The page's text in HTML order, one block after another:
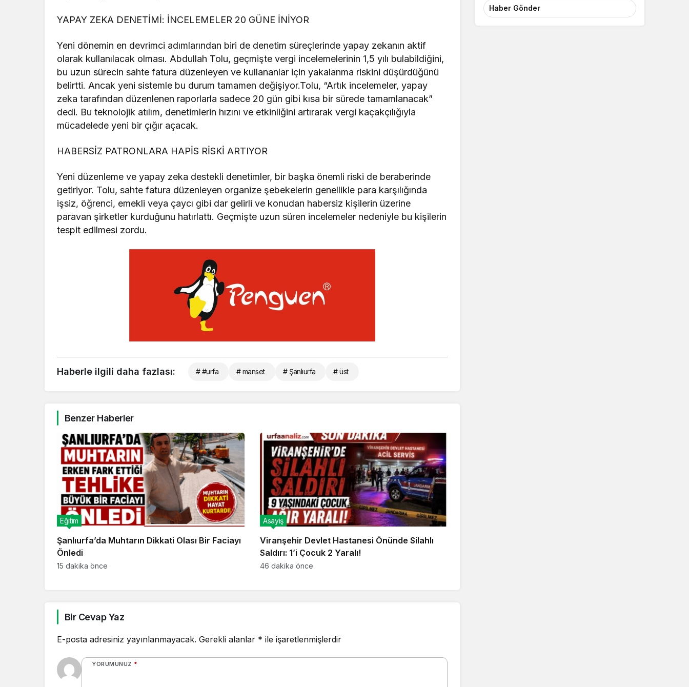
YAPAY ZEKA DENETİMİ: İNCELEMELER 20 GÜNE İNİYOR
Yeni dönemin en devrimci adımlarından biri de denetim süreçlerinde yapay zekanın aktif
olarak kullanılacak olması. Abdullah Tolu, geçmişte vergi incelemelerinin 1,5 yılı bulabildiğini,
bu uzun sürecin sahte fatura düzenleyen ve kullananlar için yakalanma riskini düşürdüğünü
belirtti. Ancak yeni sistemle bu durum tamamen değişiyor.Tolu, “Artık incelemeler, yapay
zeka tarafından düzenlenen raporlarla sadece 20 gün gibi kısa bir sürede tamamlanacak”
dedi. Bu teknolojik atılım, denetimlerin hızını ve etkinliğini artırarak vergi kaçakçılığıyla
mücadelede yeni bir çığır açacak.
HABERSİZ PATRONLARA HAPİS RİSKİ ARTIYOR
Yeni düzenleme ve yapay zeka destekli denetimler, bir başka önemli riski de beraberinde
getiriyor. Tolu, sahte fatura düzenleyen organize şebekelerin genellikle para karşılığında
işsiz, öğrenci, emekli veya çaycı gibi dar gelirli ve konudan habersiz kişilerin üzerine
paravan şirketler kurduğunu hatırlattı. Geçmişte uzun süren incelemeler nedeniyle bu kişilerin
tespit edilmesi zordu.
Haberle ilgili daha fazlası: # #urfa # manset # Şanlıurfa # üst
Benzer Haberler
Şanlıurfa’da Muhtarın Dikkati Olası Bir Faciayı
Önledi
Eğitim
15 dakika önce
Viranşehir Devlet Hastanesi Önünde Silahlı
Saldırı: 1’i Çocuk 2 Yaralı!
Asayiş
46 dakika önce
Bir Cevap Yaz
E-posta adresiniz yayınlanmayacak. Gerekli alanlar * ile işaretlenmişlerdir
YORUMUNUZ *
Haber Gönder